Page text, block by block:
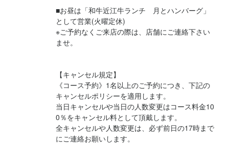
■お昼は「和牛近江牛ランチ　月とハンバーグ」
として営業(火曜定休)
※ご予約なくご来店の際は、店舗にご連絡下さい
ませ。
【キャンセル規定】
《コース予約》1名以上のご予約につき、下記の
キャンセルポリシーを適用します。
当日キャンセルや当日の人数変更はコース料金10
0％をキャンセル料として頂戴します。
全キャンセルや人数変更は、必ず前日の17時まで
にご連絡お願いします。
・販売業（コンビニ・スーパー）
オンライン面接・対面面接かご希望に合わせて実施しますので、S
TEP.2の面接日時のご調整時にご希望を伺います♪
STEP1：ご応募
STEP2：採用担当よりご連絡（面接の日時調整）
STEP3：面接の実施
・販売業（コンビニ・スーパー）
オンライン面接・対面面接かご希望に合わせて実施しますので、S
TEP.2の面接日時のご調整時にご希望を伺います♪
STEP1：ご応募
STEP2：採用担当よりご連絡（面接の日時調整）
STEP3：面接の実施
滋賀県大津市松原町9-29
の度は当社の求人をご覧頂き、誠にありがとうございます。
現在当店では、学生さん・フリーターさん・主婦(夫)さんなど、
様々なライフスタイルの方が活躍しています。
飲食店や、アルバイト未経験の方でも「やってみたい！」という
気持ちがあれば大丈夫◎オシャレな空間で美味しいお料理とドリ
ンクを提供し、たくさんのお客様に喜んでいただけるお店を創っ
ていきましょう♪
「まず話を聞いてみたい」「ちょっと気になったので」だけでも
の度は当社の求人をご覧頂き、誠にありがとうございます。
現在当店では、学生さん・フリーターさん・主婦(夫)さんなど、
様々なライフスタイルの方が活躍しています。
飲食店や、アルバイト未経験の方でも「やってみたい！」という
気持ちがあれば大丈夫◎オシャレな空間で美味しいお料理とドリ
ンクを提供し、たくさんのお客様に喜んでいただけるお店を創っ
ていきましょう♪
「まず話を聞いてみたい」「ちょっと気になったので」だけでも
滋賀県大津市松原町9-29